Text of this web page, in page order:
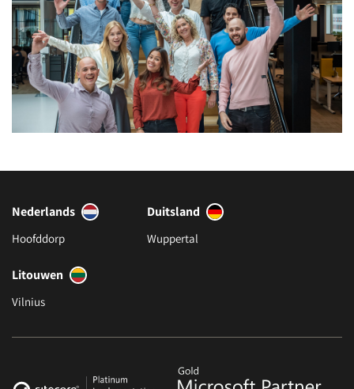
Nederlands
Hoofddorp
Duitsland
Wuppertal
Litouwen
Vilnius